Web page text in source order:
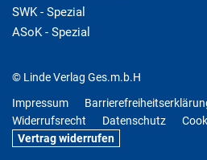
SWK - Spezial
ASoK - Spezial
© Linde Verlag Ges.m.b.H
Impressum
Widerrufsrecht
Datenschutz
Vertrag widerrufen